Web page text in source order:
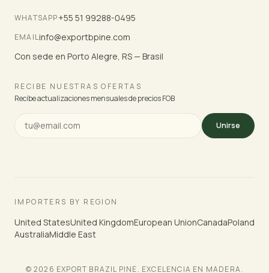
WHATSAPP+55 51 99288-0495
EMAILinfo@exportbpine.com
Con sede en Porto Alegre, RS — Brasil
RECIBE NUESTRAS OFERTAS
Recibe actualizaciones mensuales de precios FOB
Unirse
IMPORTERS BY REGION
United StatesUnited KingdomEuropean UnionCanadaPoland
AustraliaMiddle East
© 2026 EXPORT BRAZIL PINE. EXCELENCIA EN MADERA.